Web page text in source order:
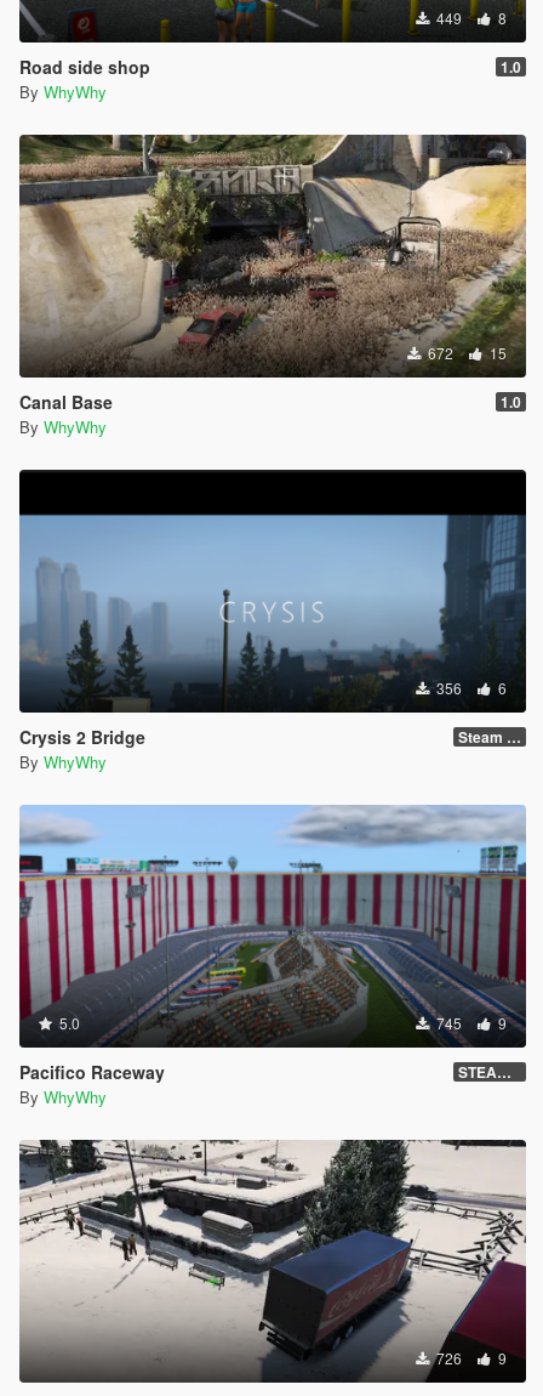
449 8
Road side shop 1.0
By WhyWhy
672 15
Canal Base 1.0
By WhyWhy
356 6
Crysis 2 Bridge Steam Version !!!
By WhyWhy
5.0 745 9
Pacifico Raceway STEAM VERSION !
By WhyWhy
726 9